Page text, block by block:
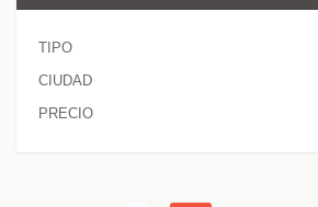
TIPO
CIUDAD
PRECIO